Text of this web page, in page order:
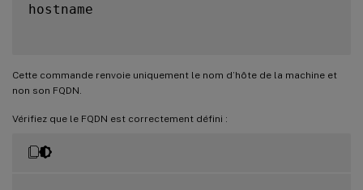
hostname
Cette commande renvoie uniquement le nom d’hôte de la machine et
non son FQDN.
Vérifiez que le FQDN est correctement défini :